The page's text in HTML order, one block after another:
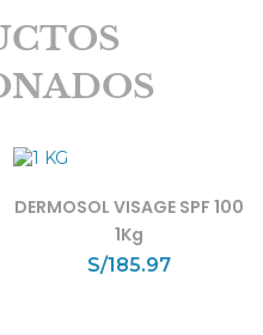
DERMOSOL VISAGE SPF 100
1Kg
S/185.97